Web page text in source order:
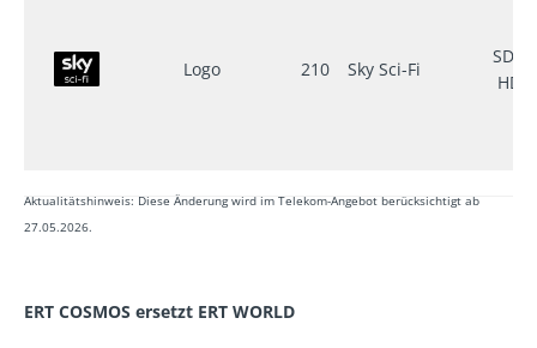
Logo 210 Sky Sci-Fi
SD ▪
HD
Aktualitätshinweis: Diese Änderung wird im Telekom-Angebot berücksichtigt ab
27.05.2026.
ERT COSMOS ersetzt ERT WORLD